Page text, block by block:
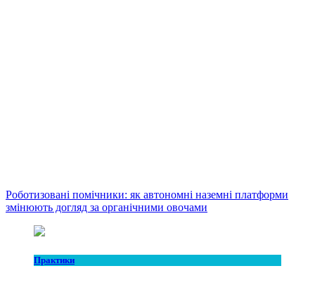
Роботизовані помічники: як автономні наземні платформи
змінюють догляд за органічними овочами
Практики